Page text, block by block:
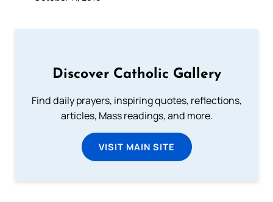
Discover Catholic Gallery
Find daily prayers, inspiring quotes, reflections,
articles, Mass readings, and more.
VISIT MAIN SITE